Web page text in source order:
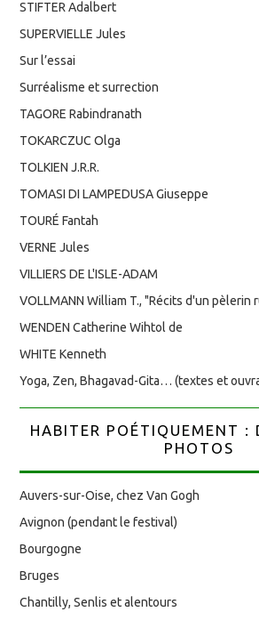
STIFTER Adalbert
SUPERVIELLE Jules
Sur l’essai
Surréalisme et surrection
TAGORE Rabindranath
TOKARCZUC Olga
TOLKIEN J.R.R.
TOMASI DI LAMPEDUSA Giuseppe
TOURÉ Fantah
VERNE Jules
VILLIERS DE L'ISLE-ADAM
VOLLMANN William T., "Récits d'un pèlerin
WENDEN Catherine Wihtol de
WHITE Kenneth
Yoga, Zen, Bhagavad-Gita… (textes et
HABITER POÉTIQUEMENT :
PHOTOS
Auvers-sur-Oise, chez Van Gogh
Avignon (pendant le festival)
Bourgogne
Bruges
Chantilly, Senlis et alentours